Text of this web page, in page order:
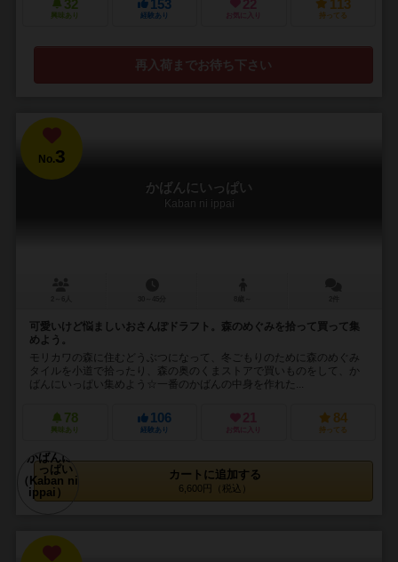
32
興味あり
153
経験あり
22
お気に入り
113
持ってる
再入荷までお待ち下さい
No.3
かばんにいっぱい
Kaban ni ippai
可愛いけど悩ましいおさんぽドラフト。森のめぐみを拾って買って集
めよう。
モリカワの森に住むどうぶつになって、冬ごもりのために森のめぐみ
タイルを小道で拾ったり、森の奥のくまストアで買いものをして、か
ばんにいっぱい集めよう☆一番のかばんの中身を作れた...
78
興味あり
106
経験あり
21
お気に入り
84
持ってる
カートに追加する
6,600円（税込）